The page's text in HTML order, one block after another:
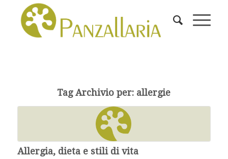
Tag Archivio per: allergie
Allergia, dieta e stili di vita